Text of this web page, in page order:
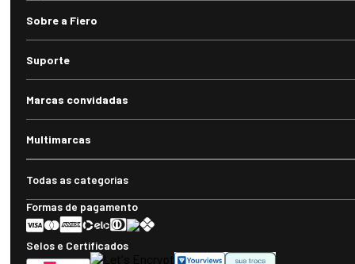
Sobre a Fiero
Suporte
Marcas convidadas
Multimarcas
Todas as categorias
Formas de pagamento
Selos e Certificados